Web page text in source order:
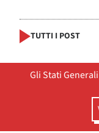
TUTTI I POST
Gli Stati